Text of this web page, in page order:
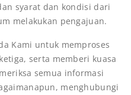
syarat dan kondisi dari
melakukan pengajuan.
Kami untuk memproses
serta memberi kuasa
semua informasi
menghubungi